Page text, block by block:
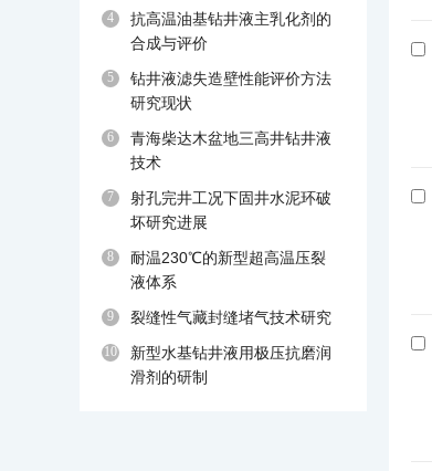
4
抗高温油基钻井液主乳化剂的
合成与评价
5
钻井液滤失造壁性能评价方法
研究现状
6
青海柴达木盆地三高井钻井液
技术
7
射孔完井工况下固井水泥环破
坏研究进展
8
耐温230℃的新型超高温压裂
液体系
9 裂缝性气藏封缝堵气技术研究
10
新型水基钻井液用极压抗磨润
滑剂的研制